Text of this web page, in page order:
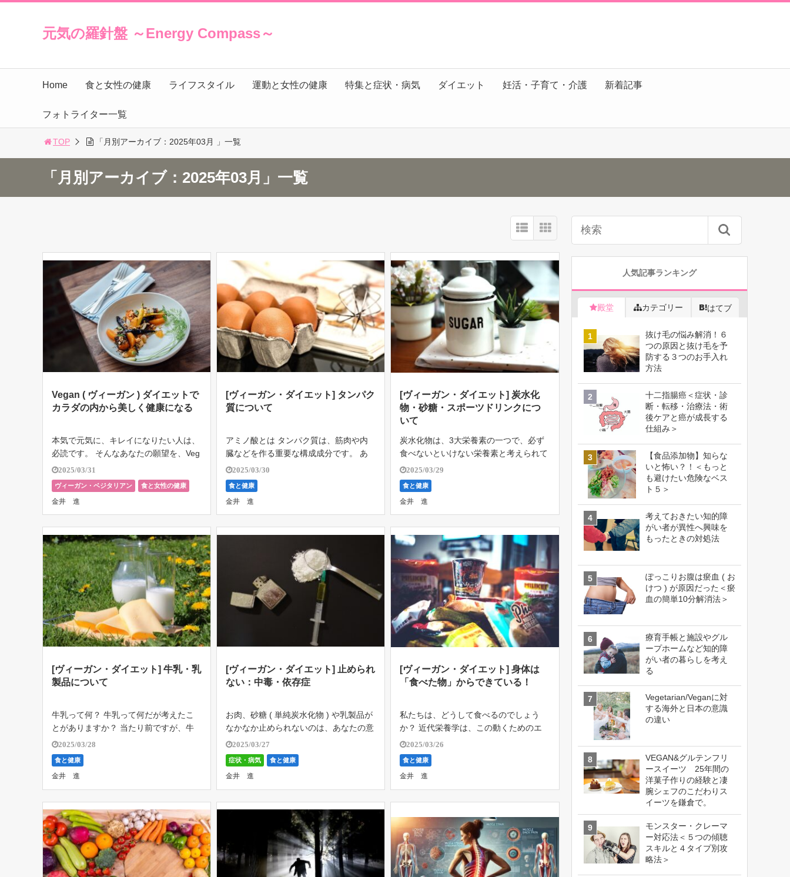
元気の羅針盤 ～Energy Compass～
Home 食と女性の健康 ライフスタイル 運動と女性の健康 特集と症状・病気 ダイエット 妊活・子育て・介護 新着記事
フォトライター一覧
TOP 「月別アーカイブ：2025年03月 」一覧
「月別アーカイブ：2025年03月」一覧
Vegan ( ヴィーガン ) ダイエットで
カラダの内から美しく健康になる
本気で元気に、キレイになりたい人は、
必読です。 そんなあなたの願望を、Veg
an ( ヴィーガン ) ・ダイエットは、叶え
てくれるかもしれません。 ただし、こ
の記事を読んだあなたの食事や生活が一
変する可能性がありますので […]
2025/03/31
ヴィーガン・ベジタリアン 食と女性の健康
金井 進
[ヴィーガン・ダイエット] タンパク
質について
アミノ酸とは タンパク質は、筋肉や内
臓などを作る重要な構成成分です。 あ
なたの身体の12～15％は、タンパク質
でできています。 タンパク質は、血
液、内臓組織、筋肉にあるのですが、特
に骨格筋に多くあり、身体内の総タンパ
ク質 […]
2025/03/30
食と健康
金井 進
[ヴィーガン・ダイエット] 炭水化
物・砂糖・スポーツドリンクにつ
いて
炭水化物は、3大栄養素の一つで、必ず
食べないといけない栄養素と考えられて
いましたが、疑問が上がっています。
そのうえ、カロリーばかり考える近代栄
養学では見落とされがちなのが、単純炭
水化物と複合炭水化物の違いです。 カ
ロリ […]
2025/03/29
食と健康
金井 進
[ヴィーガン・ダイエット] 牛乳・乳
製品について
牛乳って何？ 牛乳って何だが考えたこ
とがありますか？ 当たり前ですが、牛
のおっぱい ( 母乳 ) なのです。 牛の赤ち
ゃんは、2年間で4kgから90kgまで成長
します。 大人であるあなたが、牛の赤
ちゃんと同じものを飲んで […]
2025/03/28
食と健康
金井 進
[ヴィーガン・ダイエット] 止められ
ない：中毒・依存症
お肉、砂糖 ( 単純炭水化物 ) や乳製品が
なかなか止められないのは、あなたの意
思が弱いからではないのです。 中毒・
依存症なのです。 モルヒネ、ヘロイン
やマリファナのような麻薬と同じように
脳に作用しているのです。 お肉、 […]
2025/03/27
症状・病気 食と健康
金井 進
[ヴィーガン・ダイエット] 身体は
「食べた物」からできている！
私たちは、どうして食べるのでしょう
か？ 近代栄養学は、この動くためのエ
ネルギーを重要視しています。 つま
り、1気圧で、水1gの温度を摂氏1度上
げるための熱量であるカロリーで、私た
ちの食事を考える奇妙な現象が蔓延して
います […]
2025/03/26
食と健康
金井 進
人気記事ランキング
殿堂 カテゴリー はてブ
抜け毛の悩み解消！６
つの原因と抜け毛を予
防する３つのお手入れ
方法
十二指腸癌＜症状・診
断・転移・治療法・術
後ケアと癌が成長する
仕組み＞
【食品添加物】知らな
いと怖い？！＜もっと
も避けたい危険なベス
ト５＞
考えておきたい知的障
がい者が異性へ興味を
もったときの対処法
ぽっこりお腹は瘀血 ( お
けつ ) が原因だった＜瘀
血の簡単10分解消法＞
療育手帳と施設やグル
ープホームなど知的障
がい者の暮らしを考え
る
Vegetarian/Veganに対
する海外と日本の意識
の違い
VEGAN&グルテンフリ
ースイーツ 25年間の
洋菓子作りの経験と凄
腕シェフのこだわりス
イーツを鎌倉で。
モンスター・クレーマ
ー対応法＜５つの傾聴
スキルと４タイプ別攻
略法＞